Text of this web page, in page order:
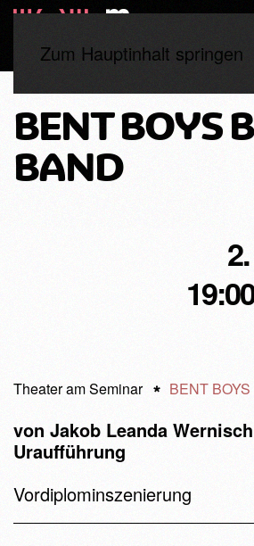
Zum Hauptinhalt springen
BENT BOYS
BAND
Theater am Seminar BENT
von Jakob Leanda Wernisch
Uraufführung
Vordiplominszenierung